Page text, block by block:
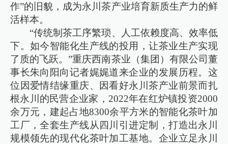
作”的旧貌，成为永川茶产业培育新质生产力的鲜
活样本。
“传统制茶工序繁琐、人工依赖度高、效率低
下。如今智能化生产线的投用，让茶业生产实现
了质的飞跃。”重庆西南茶业（集团）有限公司董
事长朱向阳向记者娓娓道来企业的发展历程。这
位因爱情结缘重庆、因看好永川茶产业前景而扎
根永川的民营企业家，2022年在红炉镇投资2000
余万元，建起占地8300余平方米的智能化茶叶加
工厂，全套生产线从四川引进定制，打造出永川
规模领先的现代化茶叶加工基地。企业立足永川